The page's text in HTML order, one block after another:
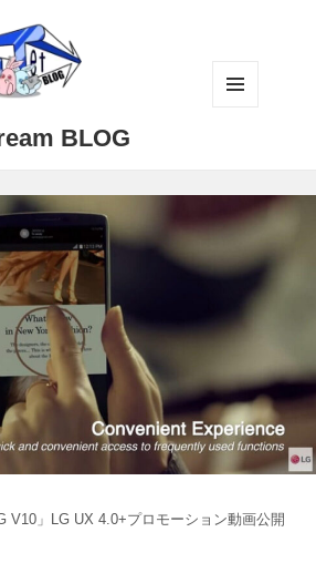
BLOG
V10」LG UX 4.0+プロモーション動画公開